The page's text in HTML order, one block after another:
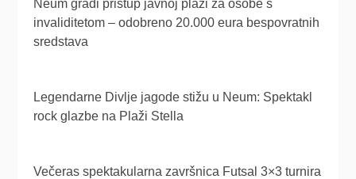
Neum gradi pristup javnoj plaži za osobe s
invaliditetom – odobreno 20.000 eura bespovratnih
sredstava
Legendarne Divlje jagode stižu u Neum: Spektakl
rock glazbe na Plaži Stella
Večeras spektakularna završnica Futsal 3×3 turnira